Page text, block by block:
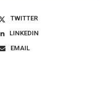
TWITTER
LINKEDIN
EMAIL